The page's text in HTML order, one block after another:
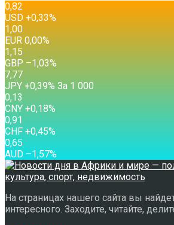
0,82
USD +0,33%
1,00
EUR 0,00%
1,15
GBP –1,03%
7,77
JPY +0,39% За 1 000
0,13
CNY +0,18%
0,91
CHF +0,45%
0,65
AUD –1,57%
На страницах нашего сайта вы
интересного. Заходите, читайте,